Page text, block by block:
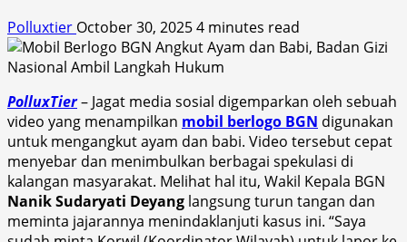
Polluxtier October 30, 20254 minutes read
PolluxTier– Jagat media sosial digemparkan oleh sebuah
video yang menampilkan mobil berlogo BGN digunakan
untuk mengangkut ayam dan babi. Video tersebut cepat
menyebar dan menimbulkan berbagai spekulasi di
kalangan masyarakat. Melihat hal itu, Wakil Kepala BGN
Nanik Sudaryati Deyang langsung turun tangan dan
meminta jajarannya menindaklanjuti kasus ini. “Saya